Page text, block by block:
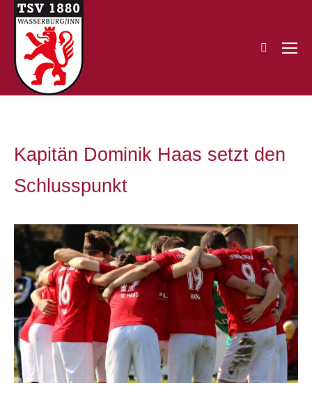
Search:
Kapitän Dominik Haas setzt den
Schlusspunkt